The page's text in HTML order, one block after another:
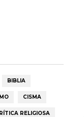
BIBLIA
CISMA
RELIGIOSA